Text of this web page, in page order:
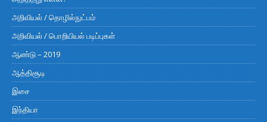
அறிவியல் / தொழில்நுட்பம்
அறிவியல் / பொறியியல் படிப்புகள்
ஆண்டு – 2019
ஆத்திசூடி
இசை
இந்தியா